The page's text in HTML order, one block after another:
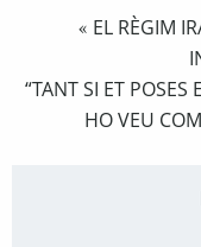
« EL RÈGIM
“TANT SI ET
HO VEU